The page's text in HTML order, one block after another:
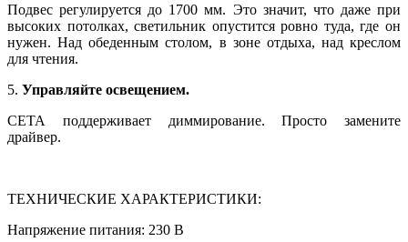
Подвес регулируется до 1700 мм. Это значит, что даже при
высоких потолках, светильник опустится ровно туда, где он
нужен. Над обеденным столом, в зоне отдыха, над креслом
для чтения.
5. Управляйте освещением.
СЕТА поддерживает диммирование. Просто замените
драйвер.
ТЕХНИЧЕСКИЕ ХАРАКТЕРИСТИКИ:
Напряжение питания: 230 В